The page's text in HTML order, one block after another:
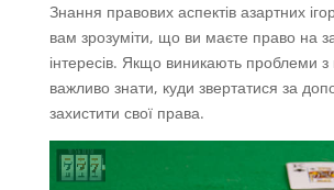
Знання правових аспектів азартних
вам зрозуміти, що ви маєте право на
інтересів. Якщо виникають проблеми з
важливо знати, куди звертатися за
захистити свої права.